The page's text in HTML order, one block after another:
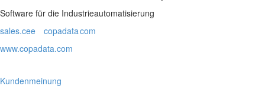
Software für die Industrieautomatisierung
sales.cee
copadatacom
www.copadata.com
Kundenmeinung